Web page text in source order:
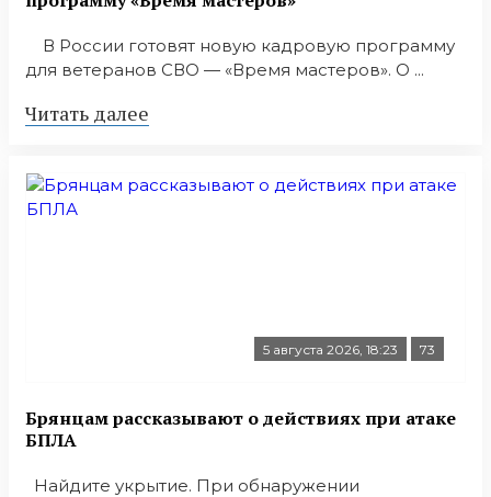
В России готовят новую кадровую программу
для ветеранов СВО — «Время мастеров». О ...
Читать далее
5 августа 2026, 18:23 73
Брянцам рассказывают о действиях при атаке
БПЛА
Найдите укрытие. При обнаружении